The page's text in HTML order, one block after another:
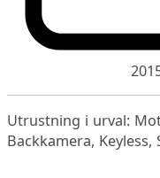
Utrustning i urval:
Backkamera,